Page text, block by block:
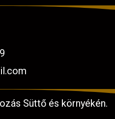
Süttő és környékén.